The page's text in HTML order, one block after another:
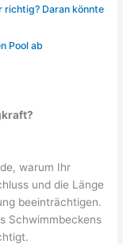
richtig? Daran könnte
Pool ab
warum Ihr
und die Länge
beeinträchtigen.
Schwimmbeckens